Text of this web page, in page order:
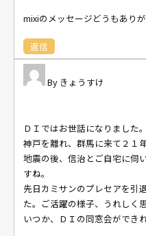
mixiのメッセージどうもあり
返信
きょうすけ
ＤＩではお世話になりました。
神戸を離れ、群馬に来て２１年
地震の後、信治とご自宅に伺
すね。
先日カミサンのプレセアを引
た。ご活躍の様子、うれしく思
いつか、ＤＩの同窓会ができ